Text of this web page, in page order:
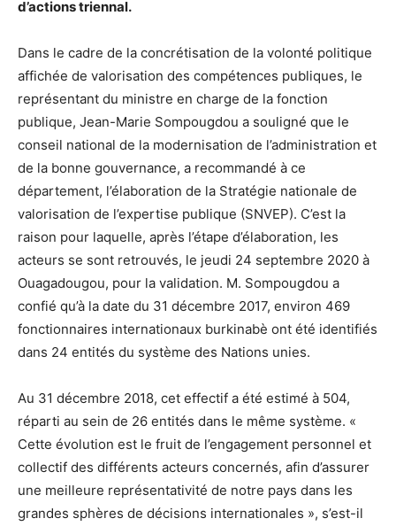
d’actions triennal.
Dans le cadre de la concrétisation de la volonté politique
affichée de valorisation des compétences publiques, le
représentant du ministre en charge de la fonction
publique, Jean-Marie Sompougdou a souligné que le
conseil national de la modernisation de l’administration et
de la bonne gouvernance, a recommandé à ce
département, l’élaboration de la Stratégie nationale de
valorisation de l’expertise publique (SNVEP). C’est la
raison pour laquelle, après l’étape d’élaboration, les
acteurs se sont retrouvés, le jeudi 24 septembre 2020 à
Ouagadougou, pour la validation. M. Sompougdou a
confié qu’à la date du 31 décembre 2017, environ 469
fonctionnaires internationaux burkinabè ont été identifiés
dans 24 entités du système des Nations unies.
Au 31 décembre 2018, cet effectif a été estimé à 504,
réparti au sein de 26 entités dans le même système. «
Cette évolution est le fruit de l’engagement personnel et
collectif des différents acteurs concernés, afin d’assurer
une meilleure représentativité de notre pays dans les
grandes sphères de décisions internationales », s’est-il